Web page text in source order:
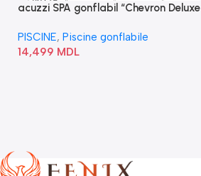
acuzzi SPA gonflabil “Chevron Deluxe
PISCINE, Piscine gonflabile
14,499 MDL